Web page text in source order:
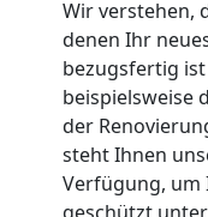
Wir verstehen,
denen Ihr
bezugsfertig
beispielsweise
der
steht Ihnen
Verfügung, um
Lagerung
Wiener